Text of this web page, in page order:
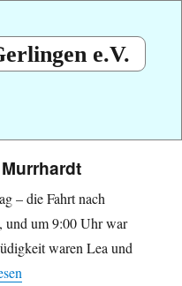
e.V.
– die Fahrt nach
und um 9:00 Uhr war
waren Lea und